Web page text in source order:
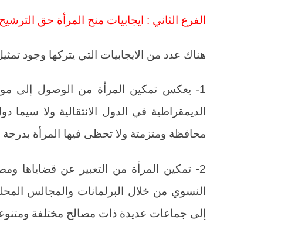
الفرع الثاني : ايجابيات منح المرأة حق الترشيح
هناك عدد من الايجابيات التي يتركها وجود
1- يعكس تمكين المرأة من الوصول إلى
الديمقراطية في الدول الانتقالية ولا سيما
محافظة ومتزمتة ولا تحظى فيها المرأة بدرجة
2- تمكين المرأة من التعبير عن قضاياها
النسوي من خلال البرلمانات والمجالس
إلى جماعات عديدة ذات مصالح مختلفة